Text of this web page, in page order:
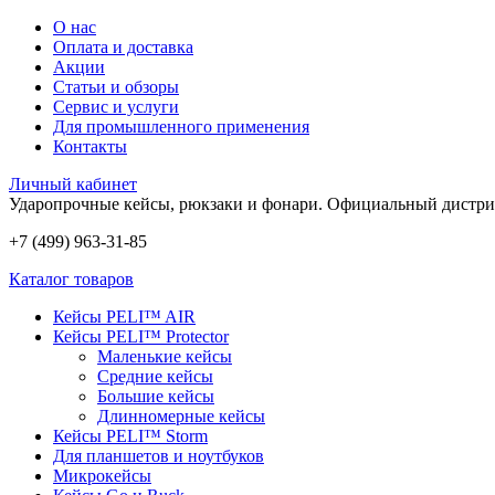
О нас
Оплата и доставка
Акции
Статьи и обзоры
Сервис и услуги
Для промышленного применения
Контакты
Личный кабинет
Ударопрочные кейсы, рюкзаки и фонари. Официальный
+7 (499) 963-31-85
Каталог товаров
Кейсы PELI™ AIR
Кейсы PELI™ Protector
Маленькие кейсы
Средние кейсы
Большие кейсы
Длинномерные кейсы
Кейсы PELI™ Storm
Для планшетов и ноутбуков
Микрокейсы